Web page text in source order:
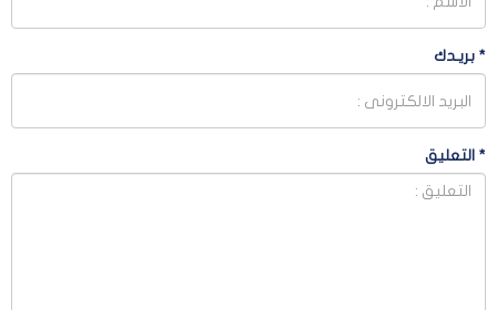
* بريـدك
* التعليق